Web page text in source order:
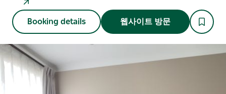
Booking details 웹사이트 방문